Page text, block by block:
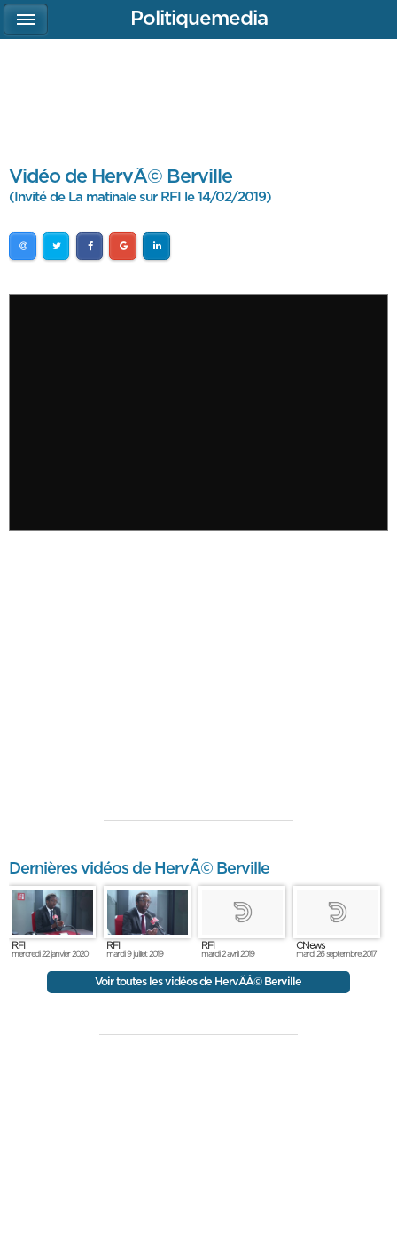
Vidéo de HervÃ© Berville
(Invité de La matinale sur RFI le 14/02/2019)
Dernières vidéos de HervÃ© Berville
RFI
mercredi 22 janvier 2020
RFI
mardi 9 juillet 2019
RFI
mardi 2 avril 2019
CNews
mardi 26 septembre 2017
Voir toutes les vidéos de HervÃÂ© Berville
Politiquemedia